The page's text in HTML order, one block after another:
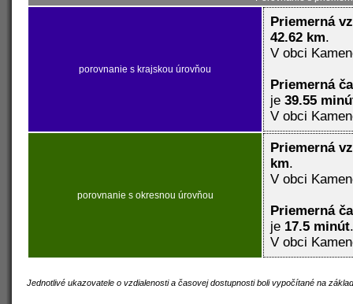
porovnanie s krajskou úrovňou
Priemerná
42.62 km.
V obci
Priemerná
je 39.55
V obci
porovnanie s okresnou úrovňou
Priemerná
km.
V obci
Priemerná
je 17.5 minút.
V obci
Jednotlivé ukazovatele o vzdialenosti a časovej dostupnosti boli vypočítané na